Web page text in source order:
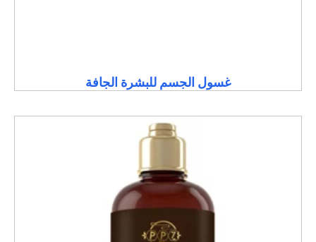
غسول الجسم للبشرة الجافة